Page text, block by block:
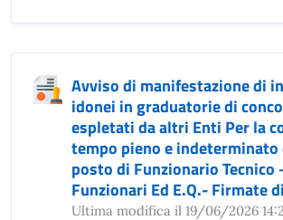
Avviso di manifestazione di
idonei in graduatorie di
espletati da altri Enti Per la
tempo pieno e indeterminato
posto di Funzionario Tecnico
Funzionari Ed E.Q.- Firmate
Ultima modifica il 19/06/2026